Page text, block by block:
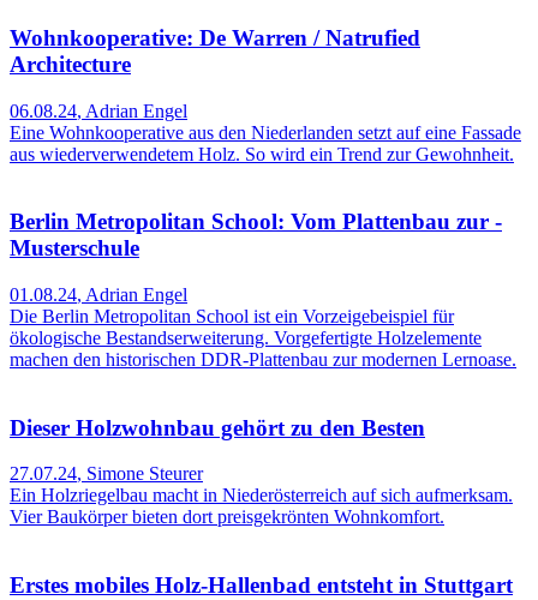
Wohnkooperative: De Warren / Natrufied
Architecture
06.08.24, Adrian Engel
Eine Wohnkooperative aus den Niederlanden setzt auf eine Fassade
aus wiederverwendetem Holz. So wird ein Trend zur Gewohnheit.
Berlin Metropolitan School: Vom Plattenbau zur ­
Musterschule
01.08.24, Adrian Engel
Die Berlin Metropolitan School ist ein Vorzeigebeispiel für
ökologische Bestandserweiterung. Vorgefertigte Holzelemente
machen den historischen DDR-Plattenbau zur modernen Lernoase.
Dieser Holzwohnbau gehört zu den Besten
27.07.24, Simone Steurer
Ein Holzriegelbau macht in Niederösterreich auf sich aufmerksam.
Vier Baukörper bieten dort preisgekrönten Wohnkomfort.
Erstes mobiles Holz-Hallenbad entsteht in Stuttgart